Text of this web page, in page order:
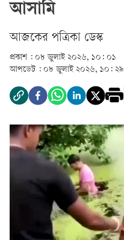
আসামি
আজকের পত্রিকা ডেস্ক­
প্রকাশ : ০৮ জুলাই ২০২৬, ১০: ০১
আপডেট : ০৮ জুলাই ২০২৬, ১০: ২৯